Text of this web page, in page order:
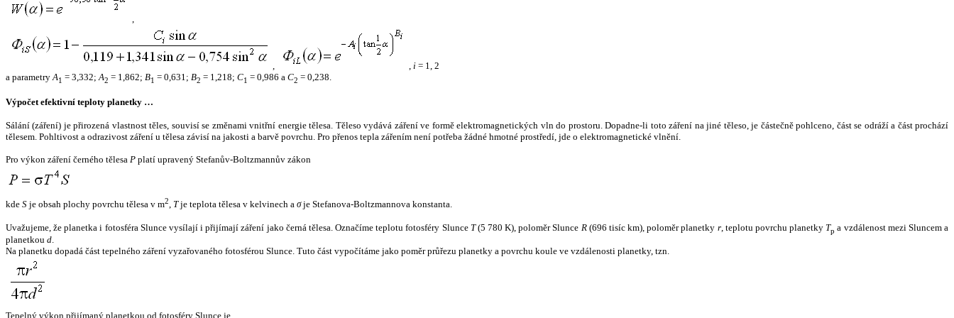
,
, , i = 1, 2
a parametryA1 = 3,332;A2 = 1,862; B1 = 0,631; B2 = 1,218; C1 = 0,986 a C2 = 0,238.
Výpočet efektivní teploty planetky …
Sálání (záření) je přirozená vlastnost těles, souvisí se změnami vnitřní energie tělesa. Těleso vydává záření ve formě elektromagnetických vln do prostoru. Dopadne-li toto záření na jiné těleso, je částečně pohlceno, část se odráží a část prochází
tělesem. Pohltivost a odrazivost záření u tělesa závisí na jakosti a barvě povrchu. Pro přenos tepla zářením není potřeba žádné hmotné prostředí, jde o elektromagnetické vlnění.
Pro výkon záření černého tělesa P platí upravený Stefanův-Boltzmannův zákon
kde S je obsah plochy povrchu tělesa v m2, Tje teplota tělesa v kelvinech a σje Stefanova-Boltzmannova konstanta.
Uvažujeme, že planetka i fotosféra Slunce vysílají i přijímají záření jako černá tělesa. Označíme teplotu fotosféry Slunce T(5 780 K), poloměr Slunce R(696 tisíc km), poloměr planetky r, teplotu povrchu planetky Tp a vzdálenost mezi Sluncem a
planetkou d.
Na planetku dopadá část tepelného záření vyzařovaného fotosférou Slunce. Tuto část vypočítáme jako poměr průřezu planetky a povrchu koule ve vzdálenosti planetky, tzn.
Tepelný výkon přijímaný planetkou od fotosféry Slunce je